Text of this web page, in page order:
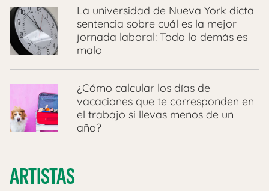
La universidad de Nueva York dicta
sentencia sobre cuál es la mejor
jornada laboral: Todo lo demás es
malo
¿Cómo calcular los días de
vacaciones que te corresponden en
el trabajo si llevas menos de un
año?
ARTISTAS